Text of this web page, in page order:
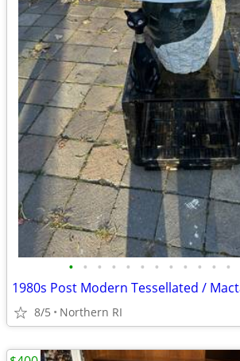
• • • • • • • • • • • •
8/5 Northern RI